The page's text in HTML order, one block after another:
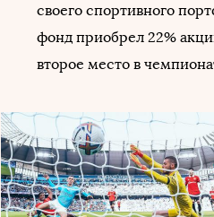
своего спортивного
фонд приобрел 22%
второе место в